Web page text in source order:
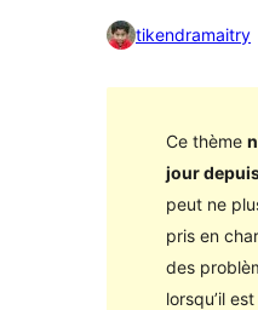
tikendramaitry
Ce thème
jour
peut ne
pris en
des
lorsqu’il